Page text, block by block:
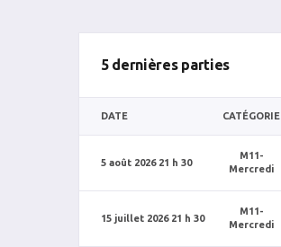
5 dernières parties
DATE CATÉGORIE
5 août 2026 21 h 30
M11-
Mercredi
15 juillet 2026 21 h 30
M11-
Mercredi